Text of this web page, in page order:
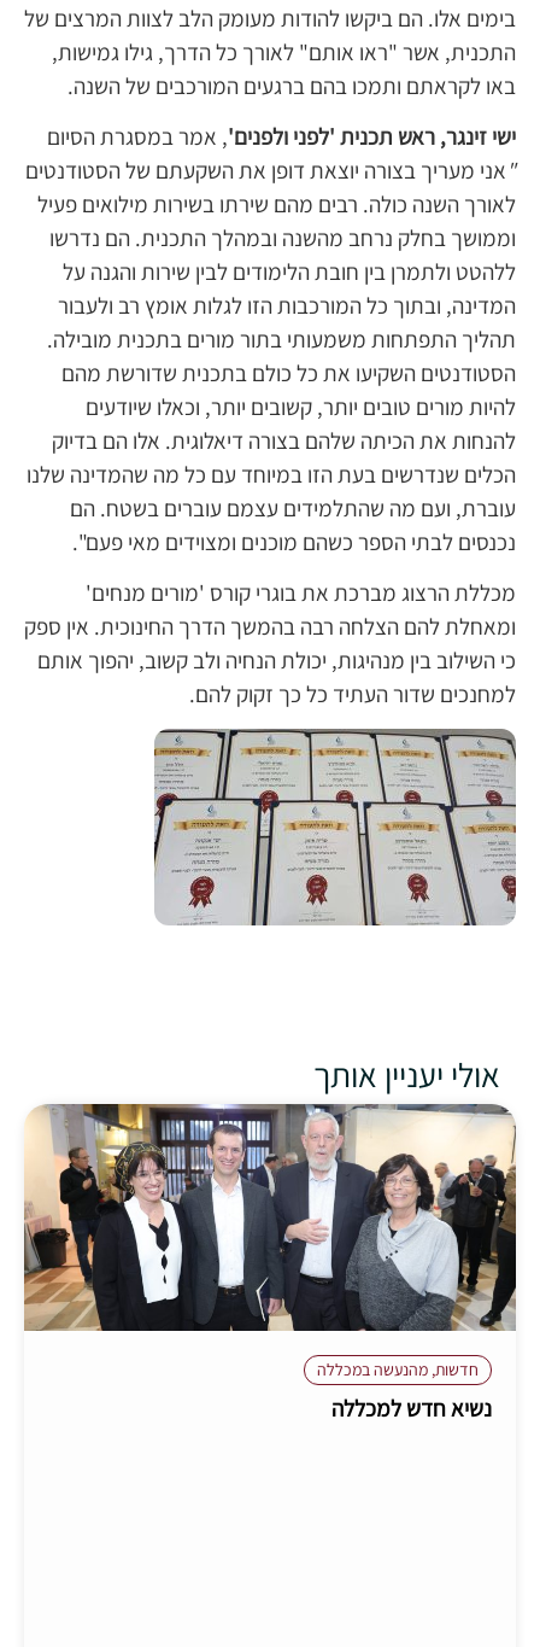
בימים אלו. הם ביקשו להודות מעומק הלב לצוות המרצים של
התכנית, אשר "ראו אותם" לאורך כל הדרך, גילו גמישות,
באו לקראתם ותמכו בהם ברגעים המורכבים של השנה.
ישי זינגר, ראש תכנית 'לפני ולפנים', אמר במסגרת הסיום
" אני מעריך בצורה יוצאת דופן את השקעתם של הסטודנטים
לאורך השנה כולה. רבים מהם שירתו בשירות מילואים פעיל
וממושך בחלק נרחב מהשנה ובמהלך התכנית. הם נדרשו
ללהטט ולתמרן בין חובת הלימודים לבין שירות והגנה על
המדינה, ובתוך כל המורכבות הזו לגלות אומץ רב ולעבור
תהליך התפתחות משמעותי בתור מורים בתכנית מובילה.
הסטודנטים השקיעו את כל כולם בתכנית שדורשת מהם
להיות מורים טובים יותר, קשובים יותר, וכאלו שיודעים
להנחות את הכיתה שלהם בצורה דיאלוגית. אלו הם בדיוק
הכלים שנדרשים בעת הזו במיוחד עם כל מה שהמדינה שלנו
עוברת, ועם מה שהתלמידים עצמם עוברים בשטח. הם
נכנסים לבתי הספר כשהם מוכנים ומצוידים מאי פעם".
מכללת הרצוג מברכת את בוגרי קורס 'מורים מנחים'
ומאחלת להם הצלחה רבה בהמשך הדרך החינוכית. אין ספק
כי השילוב בין מנהיגות, יכולת הנחיה ולב קשוב, יהפוך אותם
למחנכים שדור העתיד כל כך זקוק להם.
אולי יעניין אותך
חדשות, מהנעשה במכללה
נשיא חדש למכללה